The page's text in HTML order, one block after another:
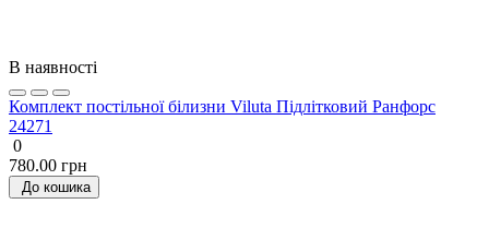
В наявності
Комплект постільної білизни Viluta Підлітковий Ранфорс
24271
0
780.00 грн
До кошика